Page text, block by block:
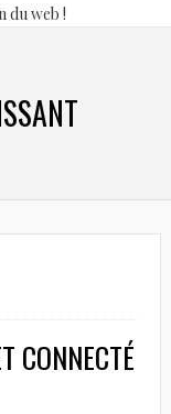
du web !
CONNECTÉ